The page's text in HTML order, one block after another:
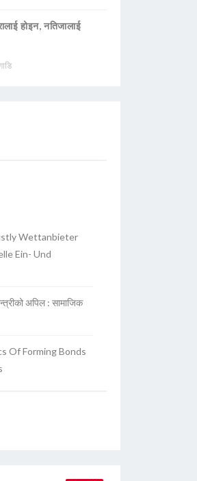
होइन, नतिजालाई
Wettanbieter
Ein- Und
अपिल : सामाजिक
Of Forming Bonds